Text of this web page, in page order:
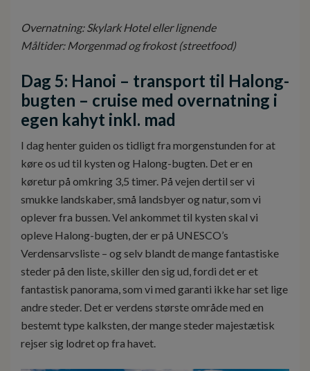
Overnatning: Skylark Hotel eller lignende
Måltider: Morgenmad og frokost (streetfood)
Dag 5: Hanoi – transport til Halong-
bugten – cruise med overnatning i
egen kahyt inkl. mad
I dag henter guiden os tidligt fra morgenstunden for at
køre os ud til kysten og Halong-bugten. Det er en
køretur på omkring 3,5 timer. På vejen dertil ser vi
smukke landskaber, små landsbyer og natur, som vi
oplever fra bussen. Vel ankommet til kysten skal vi
opleve Halong-bugten, der er på UNESCO’s
Verdensarvsliste – og selv blandt de mange fantastiske
steder på den liste, skiller den sig ud, fordi det er et
fantastisk panorama, som vi med garanti ikke har set lige
andre steder. Det er verdens største område med en
bestemt type kalksten, der mange steder majestætisk
rejser sig lodret op fra havet.